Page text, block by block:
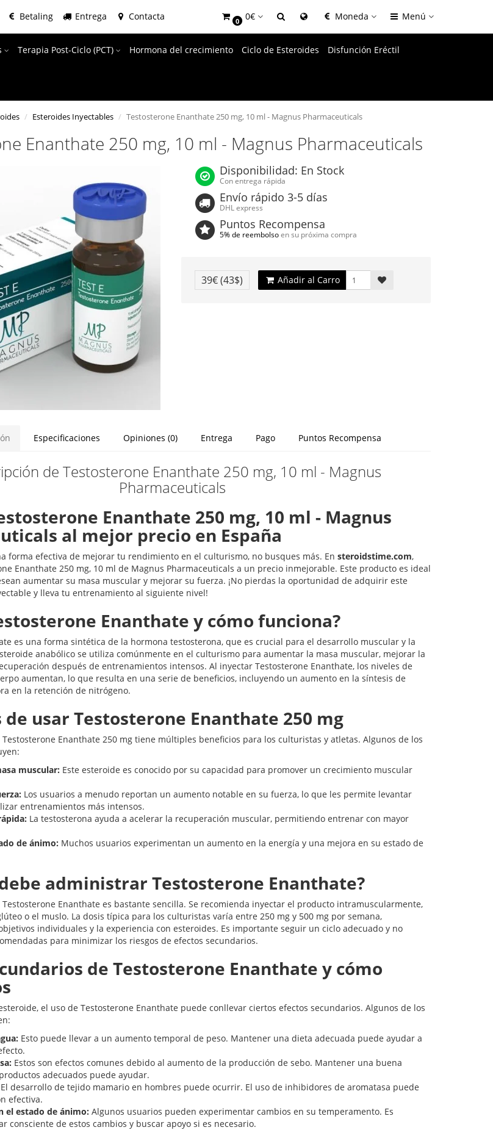
Betaling Entrega Contacta 0 0€ Moneda Menú
Terapia Post-Ciclo (PCT) Hormona del crecimiento Ciclo de Esteroides Disfunción Eréctil
Esteroides Inyectables Testosterone Enanthate 250 mg, 10 ml - Magnus Pharmaceuticals
Enanthate 250 mg, 10 ml - Magnus Pharmaceuticals
Disponibilidad: En Stock
Con entrega rápida
Envío rápido 3-5 días
DHL express
Puntos Recompensa
5% de reembolsoen su próxima compra
39€(43$) Añadir al Carro
Especificaciones Opiniones (0) Entrega Pago Puntos Recompensa
de Testosterone Enanthate 250 mg, 10 ml - Magnus
Pharmaceuticals
Enanthate 250 mg, 10 ml - Magnus
al mejor precio en España
forma efectiva de mejorar tu rendimiento en el culturismo, no busques más. En steroidstime.com,
Enanthate 250 mg, 10 ml de Magnus Pharmaceuticals a un precio inmejorable. Este producto es ideal
aumentar su masa muscular y mejorar su fuerza. ¡No pierdas la oportunidad de adquirir este
y lleva tu entrenamiento al siguiente nivel!
Enanthate y cómo funciona?
es una forma sintética de la hormona testosterona, que es crucial para el desarrollo muscular y la
anabólico se utiliza comúnmente en el culturismo para aumentar la masa muscular, mejorar la
después de entrenamientos intensos. Al inyectar Testosterone Enanthate, los niveles de
aumentan, lo que resulta en una serie de beneficios, incluyendo un aumento en la síntesis de
en la retención de nitrógeno.
de usar Testosterone Enanthate 250 mg
Enanthate 250 mg tiene múltiples beneficios para los culturistas y atletas. Algunos de los
muscular: Este esteroide es conocido por su capacidad para promover un crecimiento muscular
Los usuarios a menudo reportan un aumento notable en su fuerza, lo que les permite levantar
entrenamientos más intensos.
La testosterona ayuda a acelerar la recuperación muscular, permitiendo entrenar con mayor
de ánimo: Muchos usuarios experimentan un aumento en la energía y una mejora en su estado de
administrar Testosterone Enanthate?
Enanthate es bastante sencilla. Se recomienda inyectar el producto intramuscularmente,
o el muslo. La dosis típica para los culturistas varía entre 250 mg y 500 mg por semana,
individuales y la experiencia con esteroides. Es importante seguir un ciclo adecuado y no
para minimizar los riesgos de efectos secundarios.
de Testosterone Enanthate y cómo
el uso de Testosterone Enanthate puede conllevar ciertos efectos secundarios. Algunos de los
Esto puede llevar a un aumento temporal de peso. Mantener una dieta adecuada puede ayudar a
Estos son efectos comunes debido al aumento de la producción de sebo. Mantener una buena
adecuados puede ayudar.
El desarrollo de tejido mamario en hombres puede ocurrir. El uso de inhibidores de aromatasa puede
efectiva.
el estado de ánimo: Algunos usuarios pueden experimentar cambios en su temperamento. Es
consciente de estos cambios y buscar apoyo si es necesario.